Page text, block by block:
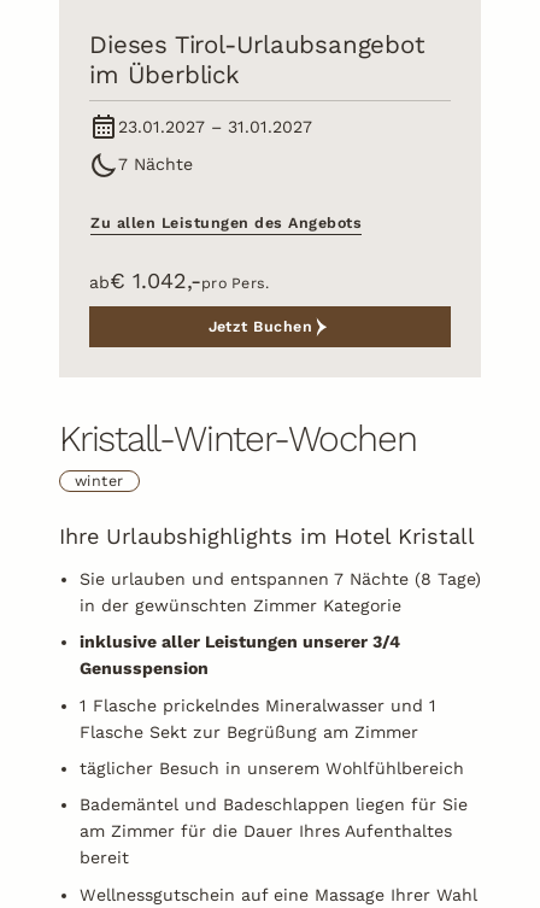
Urlaub schon geplant?
Jetzt Urlaubsangebote entdecken!
info@kristall-finkenberg.at
DE
Dieses Tirol-Urlaubsangebot
im Überblick
23.01.2027 – 31.01.2027
7 Nächte
Zu allen Leistungen des Angebots
pro Pers.
ab€ 1.042,-
Jetzt Buchen
Kristall-Winter-Wochen
winter
Ihre Urlaubshighlights im Hotel Kristall
Sie urlauben und entspannen 7 Nächte (8 Tage)
in der gewünschten Zimmer Kategorie
inklusive aller Leistungen unserer 3/4
Genusspension
1 Flasche prickelndes Mineralwasser und 1
Flasche Sekt zur Begrüßung am Zimmer
täglicher Besuch in unserem Wohlfühlbereich
Bademäntel und Badeschlappen liegen für Sie
am Zimmer für die Dauer Ihres Aufenthaltes
bereit
Wellnessgutschein auf eine Massage Ihrer Wahl